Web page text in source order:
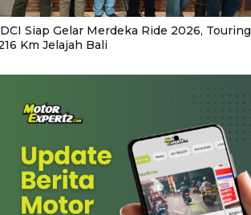
Siap Gelar Merdeka Ride 2026, Touring
Km Jelajah Bali